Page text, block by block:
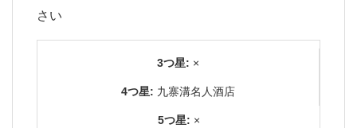
さい
3つ星: ×
4つ星: 九寨溝名人酒店
5つ星: ×